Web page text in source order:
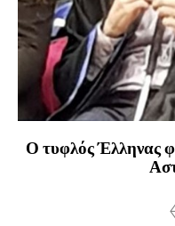
Ο τυφλός Έλληνας